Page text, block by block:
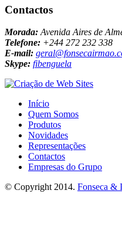
Contactos
Morada: Avenida Aires de
Telefone: +244 272 232 338
E-mail:
Skype: fibenguela
Início
Quem Somos
Produtos
Novidades
Representações
Contactos
Empresas do Grupo
© Copyright 2014. Fonseca &